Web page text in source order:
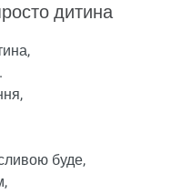
дитина
буде,